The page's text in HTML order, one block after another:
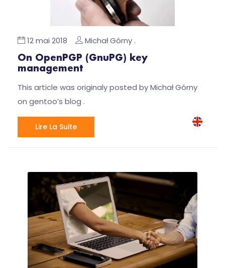
12 mai 2018 Michał Górny .
On OpenPGP (GnuPG) key
management
This article was originaly posted by Michał Górny
on gentoo’s blog .
Lire La Suite